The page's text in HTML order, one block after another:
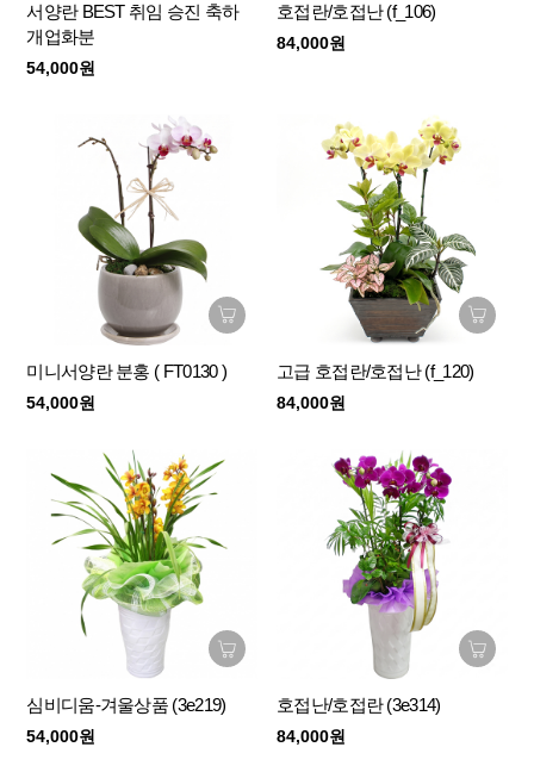
서양란 BEST 취임 승진 축하
개업화분
54,000원
호접란/호접난 (f_106)
84,000원
미니서양란 분홍 ( FT0130 )
54,000원
고급 호접란/호접난 (f_120)
84,000원
심비디움-겨울상품 (3e219)
54,000원
호접난/호접란 (3e314)
84,000원